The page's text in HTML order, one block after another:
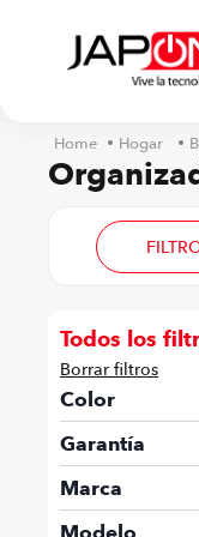
Hogar
Todos los
Color
Beige
Blanco
Garantía
12 Meses
6 Meses
Marca
Aquarame
Modelo